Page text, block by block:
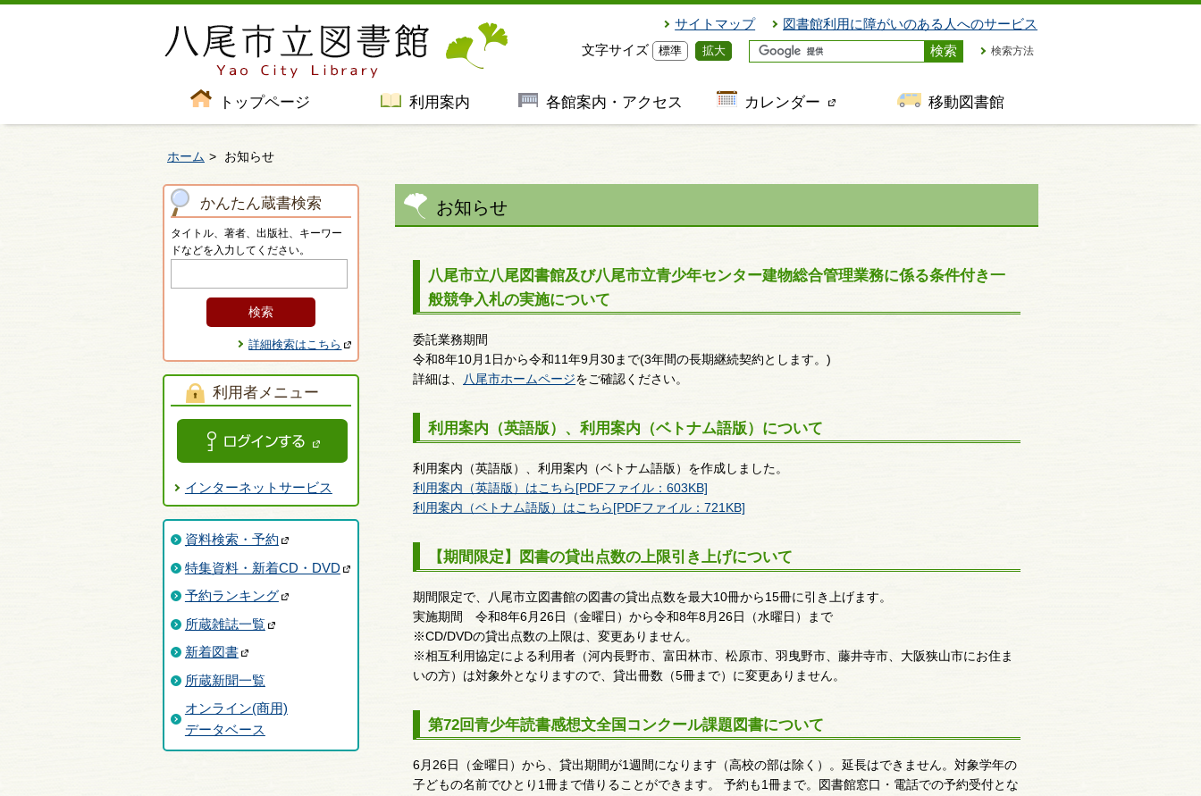
サイトマップ 図書館利用に障がいのある人へのサービス
文字サイズ 標準 拡大 検索方法
トップページ 利用案内 各館案内・アクセス カレンダー 移動図書館
ホーム お知らせ
かんたん蔵書検索
タイトル、著者、出版社、キーワー
ドなどを入力してください。
詳細検索はこちら
利用者メニュー
インターネットサービス
資料検索・予約
特集資料・新着CD・DVD
予約ランキング
所蔵雑誌一覧
新着図書
所蔵新聞一覧
オンライン(商用)
データベース
お知らせ
八尾市立八尾図書館及び八尾市立青少年センター建物総合管理業務に係る条件付き一
般競争入札の実施について
委託業務期間
令和8年10月1日から令和11年9月30まで(3年間の長期継続契約とします。)
詳細は、
八尾市ホームページをご確認ください。
利用案内（英語版）、利用案内（ベトナム語版）について
利用案内（英語版）、利用案内（ベトナム語版）を作成しました。
利用案内（英語版）はこちら[PDFファイル：603KB]
利用案内（ベトナム語版）はこちら[PDFファイル：721KB]
【期間限定】図書の貸出点数の上限引き上げについて
期間限定で、八尾市立図書館の図書の貸出点数を最大10冊から15冊に引き上げます。
実施期間 令和8年6月26日（金曜日）から令和8年8月26日（水曜日）まで
※CD/DVDの貸出点数の上限は、変更ありません。
※相互利用協定による利用者（河内長野市、富田林市、松原市、羽曳野市、藤井寺市、大阪狭山市にお住ま
いの方）は対象外となりますので、貸出冊数（5冊まで）に変更ありません。
第72回青少年読書感想文全国コンクール課題図書について
6月26日（金曜日）から、貸出期間が1週間になります（高校の部は除く）。延長はできません。対象学年の
子どもの名前でひとり1冊まで借りることができます。 予約も1冊まで。図書館窓口・電話での予約受付とな